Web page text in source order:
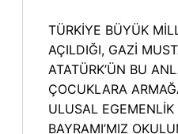
TÜRKİYE BÜYÜK
AÇILDIĞI, GAZİ
ATATÜRK’ÜN BU
ÇOCUKLARA
ULUSAL
BAYRAMI’MIZ